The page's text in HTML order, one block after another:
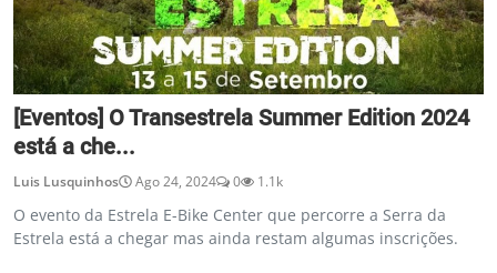
[Eventos] O Transestrela Summer Edition 2024
está a che...
Luis Lusquinhos Ago 24, 2024 0 1.1k
O evento da Estrela E-Bike Center que percorre a Serra da
Estrela está a chegar mas ainda restam algumas inscrições.